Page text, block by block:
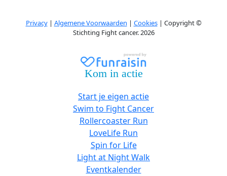
Privacy| Algemene Voorwaarden | Cookies| Copyright ©
Stichting Fight cancer. 2026
Kom in actie
Start je eigen actie
Swim to Fight Cancer
Rollercoaster Run
LoveLife Run
Spin for Life
Light at Night Walk
Eventkalender